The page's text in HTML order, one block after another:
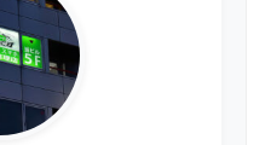
おいても、実測値や回路
、データ保持を前提とし
タ復旧不可」と案内され
を追求し、復旧へ繋げる